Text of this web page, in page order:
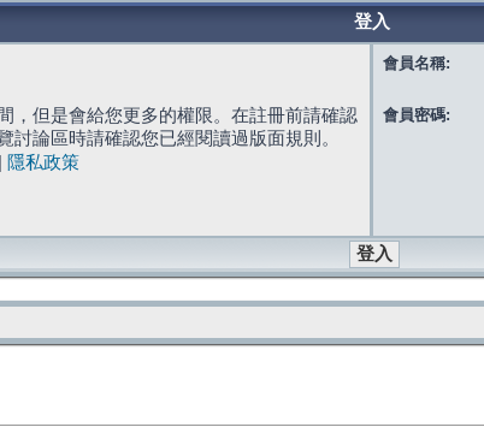
登入
，但是會給您更多的權限。在註冊前請確認
論區時請確認您已經閱讀過版面規則。
隱私政策
會員名稱:
會員密碼: